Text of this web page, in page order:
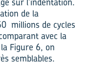
de la
millions de cycles
avec la
Figure 6, on
semblables.